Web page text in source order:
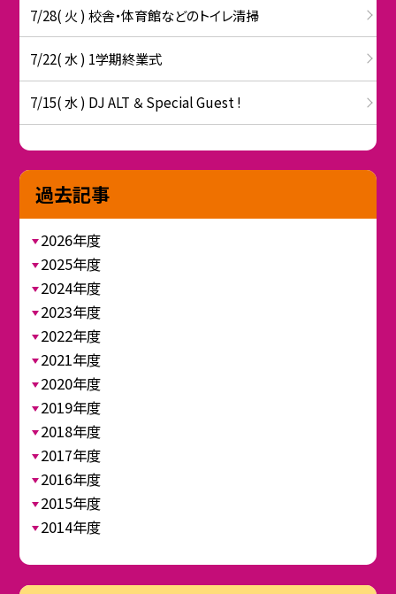
7/28( 火 ) 校舎・体育館などのトイレ清掃
7/22( 水 ) 1学期終業式
7/15( 水 ) DJ ALT ＆ Special Guest !
過去記事
2026年度
2025年度
2024年度
2023年度
2022年度
2021年度
2020年度
2019年度
2018年度
2017年度
2016年度
2015年度
2014年度